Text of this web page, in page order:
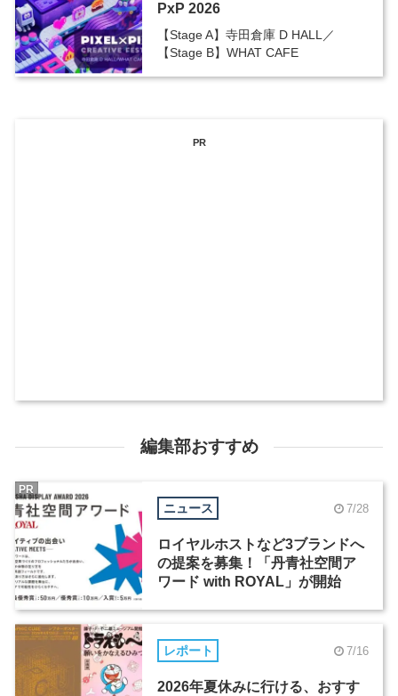
PxP 2026
【Stage A】寺田倉庫 D HALL／
【Stage B】WHAT CAFE
PR
編集部おすすめ
ニュース 7/28
ロイヤルホストなど3ブランドへ
の提案を募集！「丹青社空間ア
ワード with ROYAL」が開始
PR
レポート 7/16
2026年夏休みに行ける、おすす